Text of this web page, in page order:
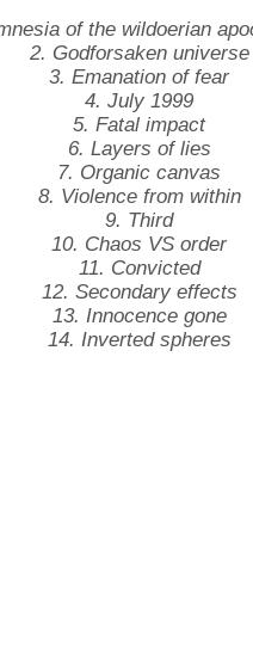
of the wildoerian
2. Godforsaken universe
3. Emanation of fear
4. July 1999
5. Fatal impact
6. Layers of lies
7. Organic canvas
8. Violence from within
9. Third
10. Chaos VS order
11. Convicted
12. Secondary effects
13. Innocence gone
14. Inverted spheres